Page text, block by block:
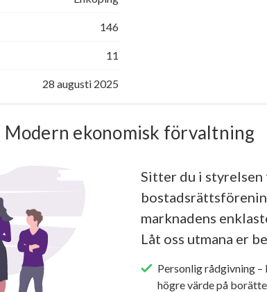
146
11
28 augusti 2025
Modern ekonomisk förvaltning
Sitter du i styrelsen
marknadens
Låt oss utmana er
Personlig rådgivning
högre värde på